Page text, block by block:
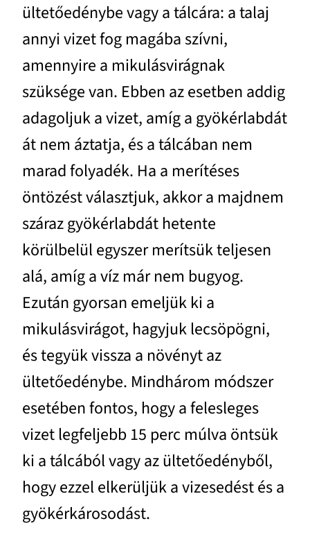
ültetőedénybe vagy a tálcára: a talaj
annyi vizet fog magába szívni,
amennyire a mikulásvirágnak
szüksége van. Ebben az esetben addig
adagoljuk a vizet, amíg a gyökérlabdát
át nem áztatja, és a tálcában nem
marad folyadék. Ha a merítéses
öntözést választjuk, akkor a majdnem
száraz gyökérlabdát hetente
körülbelül egyszer merítsük teljesen
alá, amíg a víz már nem bugyog.
Ezután gyorsan emeljük ki a
mikulásvirágot, hagyjuk lecsöpögni,
és tegyük vissza a növényt az
ültetőedénybe. Mindhárom módszer
esetében fontos, hogy a felesleges
vizet legfeljebb 15 perc múlva öntsük
ki a tálcából vagy az ültetőedényből,
hogy ezzel elkerüljük a vizesedést és a
gyökérkárosodást.